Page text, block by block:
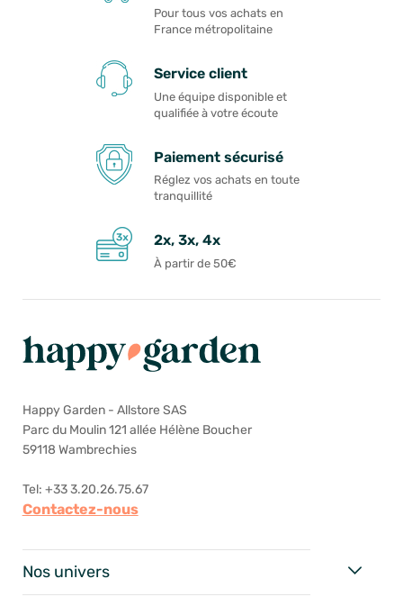
Pour tous vos achats en
France métropolitaine
Service client
Une équipe disponible et
qualifiée à votre écoute
Paiement sécurisé
Réglez vos achats en toute
tranquillité
2x, 3x, 4x
À partir de 50€
Happy Garden - Allstore SAS
Parc du Moulin 121 allée Hélène Boucher
59118 Wambrechies
Tel: +33 3.20.26.75.67
Contactez-nous
Nos univers